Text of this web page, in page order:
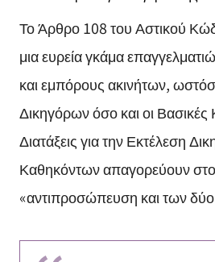
Το Άρθρο 108 του Αστικού
μια ευρεία γκάμα
και εμπόρους ακινήτων,
Δικηγόρων όσο και οι Βασικές
Διατάξεις για την Εκτέλεση
Καθηκόντων απαγορεύουν
«αντιπροσώπευση και των